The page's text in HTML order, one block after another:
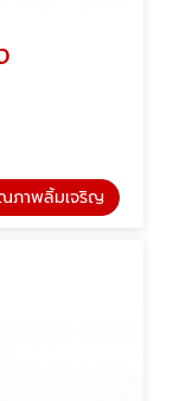
ภาพลิ้มเจริญ